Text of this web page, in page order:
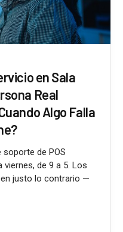
en Sala
Real
Algo Falla
de POS
de 9 a 5. Los
justo lo contrario —